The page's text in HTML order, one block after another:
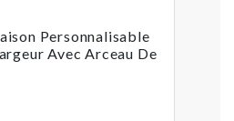
Personnalisable
Avec Arceau De